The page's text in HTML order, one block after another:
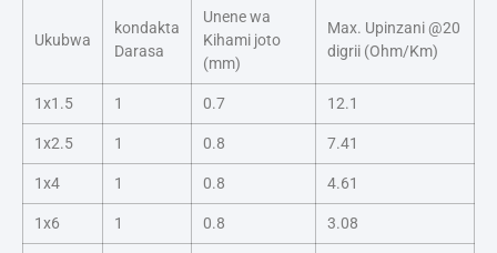
Ukubwa
kondakta
Darasa
Unene wa
Kihami joto
(mm)
Max. Upinzani @20
digrii (Ohm/Km)
1x1.5 1 0.7 12.1
1x2.5 1 0.8 7.41
1x4 1 0.8 4.61
1x6 1 0.8 3.08